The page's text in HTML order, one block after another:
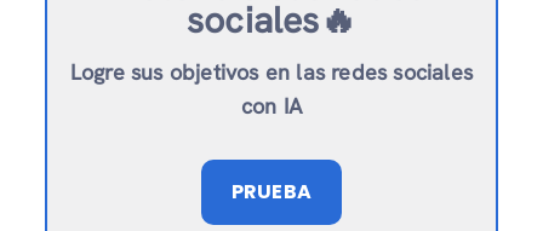
sociales🔥
Logre sus objetivos en las redes sociales
con IA
PRUEBA